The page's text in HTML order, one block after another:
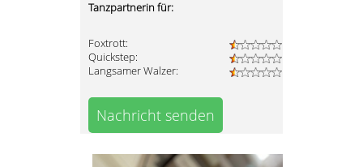
Tanzpartnerin für:
Foxtrott:
Quickstep:
Langsamer Walzer:
Nachricht senden